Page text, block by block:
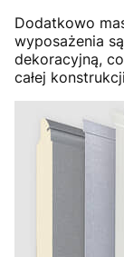
Dodatkowo
wyposażenia
dekoracyjną,
całej